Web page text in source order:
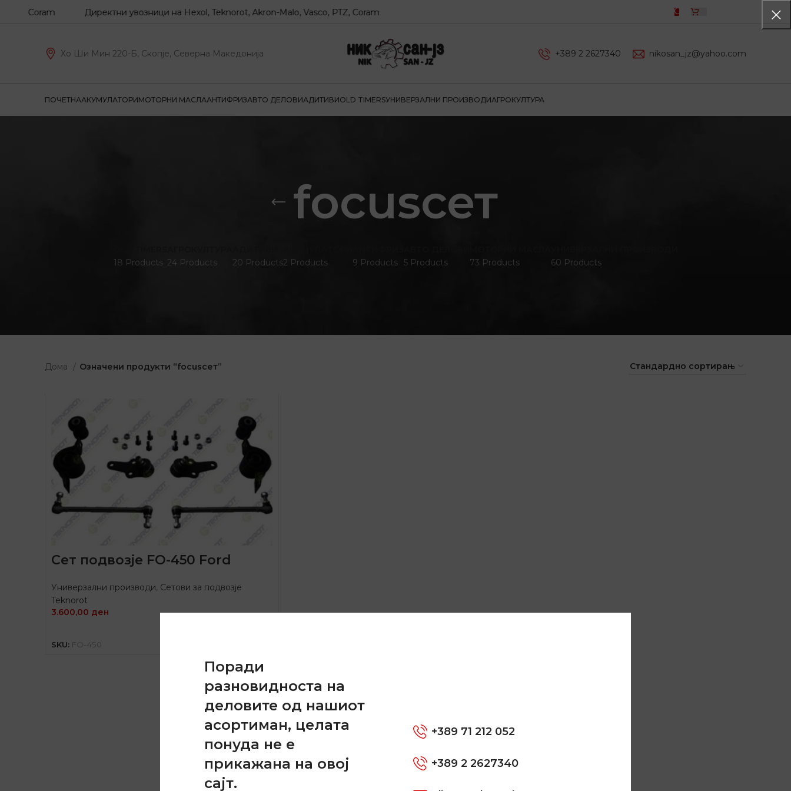
Поради
разновидноста на
деловите од нашиот
асортиман, целата
понуда не е
прикажана на овој
сајт.
+389 71 212 052
+389 2 2627340
Coram Директни увозници на Hexol, Teknorot, Akron-Malo, Vasco, PTZ, Coram
Хо Ши Мин 220-Б, Скопје, Северна Македонија +389 2 2627340 nikosan_jz@yahoo.com
ПОЧЕТНААКУМУЛАТОРИМОТОРНИ МАСЛААНТИФРИЗАВТО ДЕЛОВИАДИТИВИOLD TIMERSУНИВЕРЗАЛНИ ПРОИЗВОДИАГРОКУЛТУРА
focusсет
18 Products 24 Products
20 Products2 Products
9 Products 5 Products
73 Products
60 Products
Дома Означени продукти “focusсет”
Сет подвозје FO-450 Ford
Универзални производи, Сетови за подвозје
Teknorot
3.600,00 ден
SKU: FO-450